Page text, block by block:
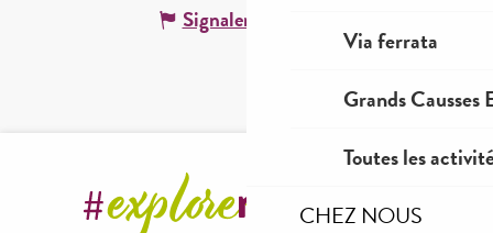
Via ferrata
Grands Causses
Toutes les
CHEZ NOUS
Signaler une erreur